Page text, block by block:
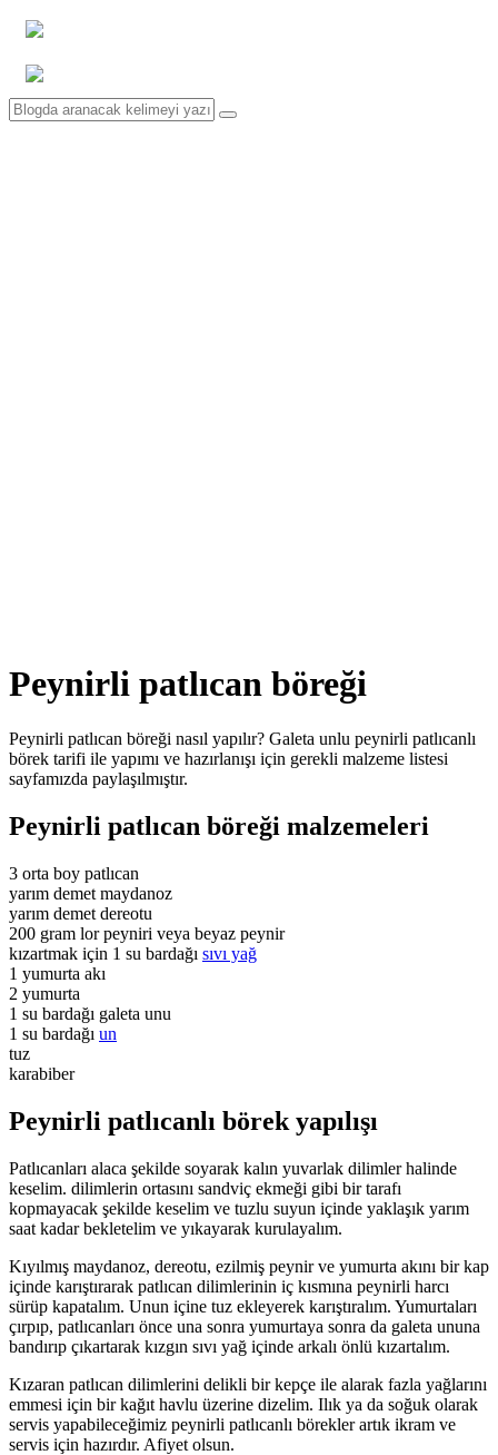
Peynirli patlıcan böreği
Peynirli patlıcan böreği nasıl yapılır? Galeta unlu peynirli patlıcanlı
börek tarifi ile yapımı ve hazırlanışı için gerekli malzeme listesi
sayfamızda paylaşılmıştır.
Peynirli patlıcan böreği malzemeleri
3 orta boy patlıcan
yarım demet maydanoz
yarım demet dereotu
200 gram lor peyniri veya beyaz peynir
kızartmak için 1 su bardağı sıvı yağ
1 yumurta akı
2 yumurta
1 su bardağı galeta unu
1 su bardağı un
tuz
karabiber
Peynirli patlıcanlı börek yapılışı
Patlıcanları alaca şekilde soyarak kalın yuvarlak dilimler halinde
keselim. dilimlerin ortasını sandviç ekmeği gibi bir tarafı
kopmayacak şekilde keselim ve tuzlu suyun içinde yaklaşık yarım
saat kadar bekletelim ve yıkayarak kurulayalım.
Kıyılmış maydanoz, dereotu, ezilmiş peynir ve yumurta akını bir kap
içinde karıştırarak patlıcan dilimlerinin iç kısmına peynirli harcı
sürüp kapatalım. Unun içine tuz ekleyerek karıştıralım. Yumurtaları
çırpıp, patlıcanları önce una sonra yumurtaya sonra da galeta ununa
bandırıp çıkartarak kızgın sıvı yağ içinde arkalı önlü kızartalım.
Kızaran patlıcan dilimlerini delikli bir kepçe ile alarak fazla yağlarını
emmesi için bir kağıt havlu üzerine dizelim. Ilık ya da soğuk olarak
servis yapabileceğimiz peynirli patlıcanlı börekler artık ikram ve
servis için hazırdır. Afiyet olsun.